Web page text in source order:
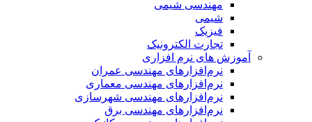
مهندسی شیمی
شیمی
فیزیک
تجارت الکترونیک
آموزش های نرم افزاری
نرم‌افزارهای مهندسی عمران
نرم‌افزارهای مهندسی معماری
نرم‌افزارهای مهندسی شهرسازی
نرم‌افزارهای مهندسی برق